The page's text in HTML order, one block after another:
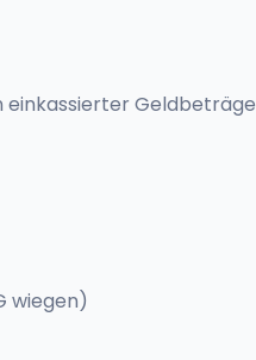
einkassierter Geldbeträge
wiegen)